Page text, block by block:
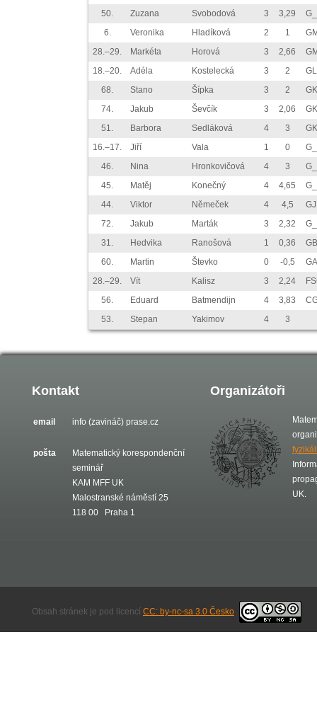
50.
Zuzana Svobodová 3 3,29
6.
Veronika Hladíková 2 1
28.–29.
Markéta Horová 3 2,66
18.–20.
Adéla Kostelecká 3 2
68.
Stano Šípka 3 2
74.
Jakub Ševčík 3 2,06
51.
Barbora Sedláková 4 3
16.–17.
Jiří Vala 1 0
46.
Nina Hronkovičová 4 3
45.
Matěj Konečný 4 4,65
44.
Viktor Němeček 4 4,5
72.
Jakub Marták 3 2,32
31.
Hedvika Ranošová 1 0,36
60.
Martin Števko 0 -0,5
28.–29.
Vít Kalisz 3 2,24
56.
Eduard Batmendijn 4 3,83
53.
Stepan Yakimov 4 3
Kontakt
email info (zavináč) prase.cz
pošta
Matematický korespondenční
seminář
KAM MFF UK
Malostranské náměstí 25
118 00 Praha 1
Organizátoři
UK.
Obsah stránek je pod licencí CC: by-nc-sa 3.0 Česko